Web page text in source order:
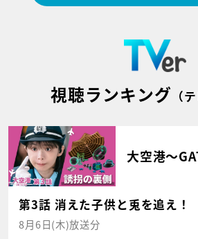
視聴ランキング （
大空港～
第3話 消えた子供と兎を追え！
8月6日(木)放送分